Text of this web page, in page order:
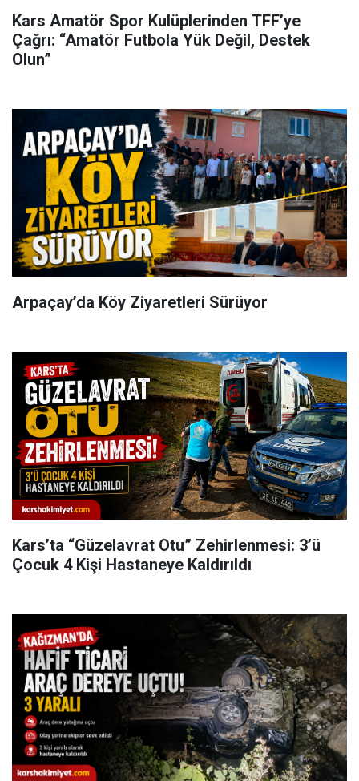
Kars Amatör Spor Kulüplerinden TFF’ye
Çağrı: “Amatör Futbola Yük Değil, Destek
Olun”
Arpaçay’da Köy Ziyaretleri Sürüyor
Kars’ta “Güzelavrat Otu” Zehirlenmesi: 3’ü
Çocuk 4 Kişi Hastaneye Kaldırıldı